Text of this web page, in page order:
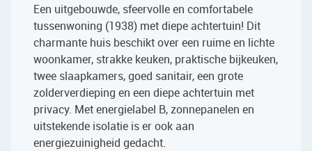
Een uitgebouwde, sfeervolle en comfortabele
tussenwoning (1938) met diepe achtertuin! Dit
charmante huis beschikt over een ruime en lichte
woonkamer, strakke keuken, praktische bijkeuken,
twee slaapkamers, goed sanitair, een grote
zolderverdieping en een diepe achtertuin met
privacy. Met energielabel B, zonnepanelen en
uitstekende isolatie is er ook aan
energiezuinigheid gedacht.